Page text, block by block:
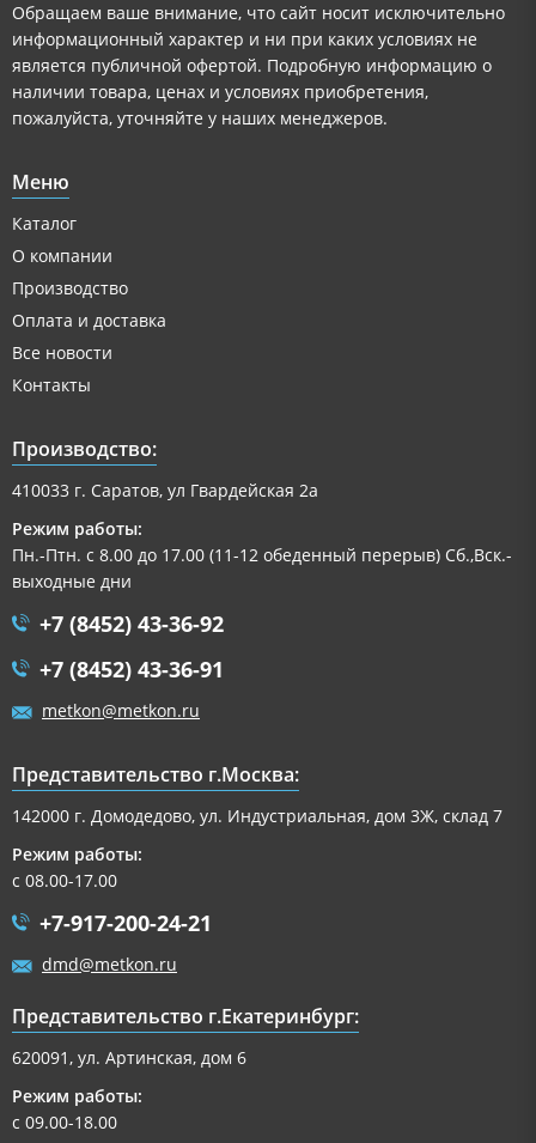
Обращаем ваше внимание, что сайт носит исключительно
информационный характер и ни при каких условиях не
является публичной офертой. Подробную информацию о
наличии товара, ценах и условиях приобретения,
пожалуйста, уточняйте у наших менеджеров.
Меню
Каталог
О компании
Производство
Оплата и доставка
Все новости
Контакты
Производство:
410033 г. Саратов, ул Гвардейская 2а
Режим работы:
Пн.-Птн. с 8.00 до 17.00 (11-12 обеденный перерыв) Сб.,Вск.-
выходные дни
+7 (8452) 43-36-92
+7 (8452) 43-36-91
metkon@metkon.ru
Представительство г.Москва:
142000 г. Домодедово, ул. Индустриальная, дом 3Ж, склад 7
Режим работы:
с 08.00-17.00
+7-917-200-24-21
dmd@metkon.ru
Представительство г.Екатеринбург:
620091, ул. Артинская, дом 6
Режим работы:
с 09.00-18.00